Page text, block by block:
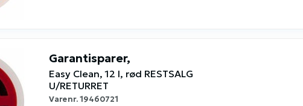
Garantisparer,
Easy Clean, 12 l, rød RESTSALG
U/RETURRET
Varenr.19460721